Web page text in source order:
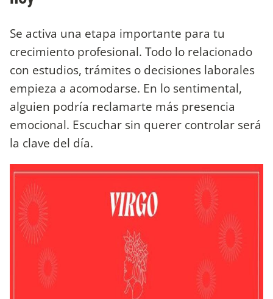
Se activa una etapa importante para tu
crecimiento profesional. Todo lo relacionado
con estudios, trámites o decisiones laborales
empieza a acomodarse. En lo sentimental,
alguien podría reclamarte más presencia
emocional. Escuchar sin querer controlar será
la clave del día.